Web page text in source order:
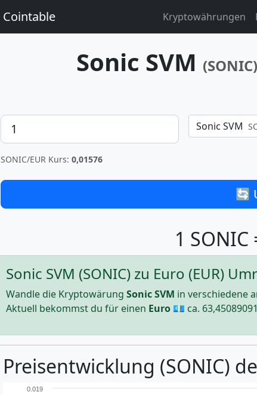
Cointable Kryptowährungen
Sonic SVM (SONIC)
Betrag Sonic SVM
SONIC/EUR Kurs: 0,01576
🔄
1 SONIC
Sonic SVM (SONIC) zu Euro (EUR)
Wandle die Kryptowärung Sonic SVM in verschiedene
Aktuell bekommst du für einen Euro 💶 ca. 63,45089091
Preisentwicklung (SONIC)
0.019